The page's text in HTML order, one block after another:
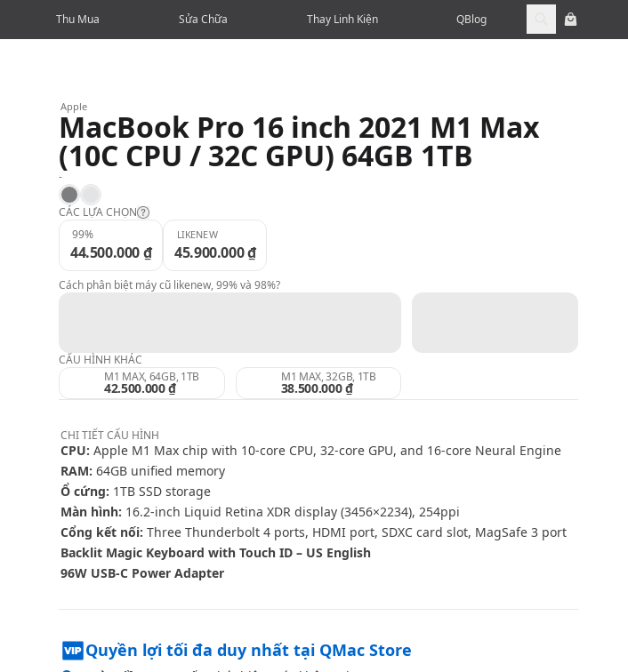
Thu Mua Sửa Chữa Thay Linh Kiện QBlog
Apple
MacBook Pro 16 inch 2021 M1 Max
(10C CPU / 32C GPU) 64GB 1TB
-
Space Gray
Silver
CÁC LỰA CHỌN
Likenew:
98%:
99%
44.500.000 ₫
LIKENEW
45.900.000 ₫
Cách phân biệt máy cũ likenew, 99% và 98%?
CẤU HÌNH KHÁC
M1 MAX, 64GB, 1TB
42.500.000 ₫
M1 MAX, 32GB, 1TB
38.500.000 ₫
CHI TIẾTCẤU HÌNH
CPU: Apple M1 Max chip with 10‑core CPU, 32‑core GPU, and 16‑core Neural Engine
RAM: 64GB unified memory
Ổ cứng: 1TB SSD storage
Màn hình: 16.2-inch Liquid Retina XDR display (3456×2234), 254ppi
Cổng kết nối: Three Thunderbolt 4 ports, HDMI port, SDXC card slot, MagSafe 3 port
Backlit Magic Keyboard with Touch ID – US English
96W USB-C Power Adapter
Quyền lợi tối đa duy nhất tại QMac Store